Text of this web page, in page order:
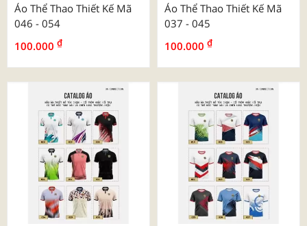
Áo Thể Thao Thiết Kế Mã
046 - 054
100.000 ₫
Áo Thể Thao Thiết Kế Mã
037 - 045
100.000 ₫